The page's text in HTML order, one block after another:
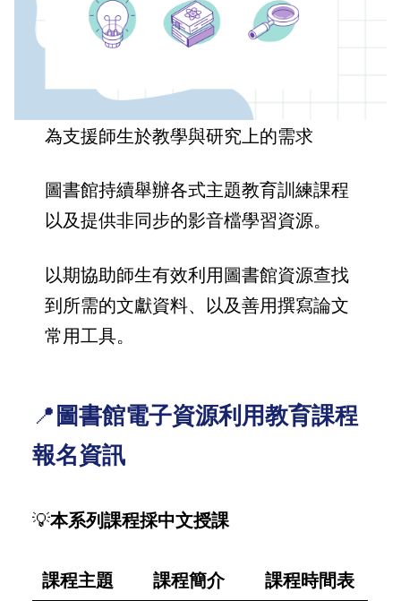
為支援師生於教學與研究上的需求
圖書館持續舉辦各式主題教育訓練課程
以及提供非同步的影音檔學習資源。
以期協助師生有效利用圖書館資源查找
到所需的文獻資料、以及善用撰寫論文
常用工具。
📍 圖書館電子資源利用教育課程
報名資訊
💡本系列課程採中文授課
課程主題 課程簡介 課程時間表